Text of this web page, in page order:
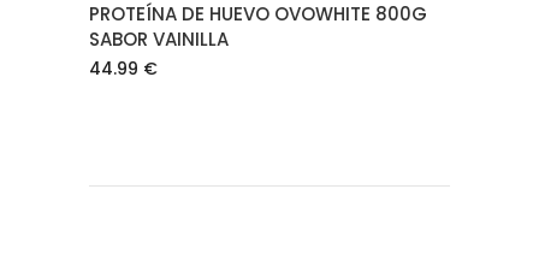
PROTEÍNA DE HUEVO OVOWHITE 800G
SABOR VAINILLA
44.99 €